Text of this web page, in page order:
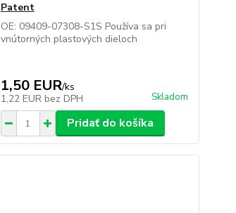
Patent
OE: 09409-07308-S1S Používa sa pri
vnútorných plastových dieloch
1,50 EUR/ks
1,22 EUR bez DPH Skladom
Pridať do košíka